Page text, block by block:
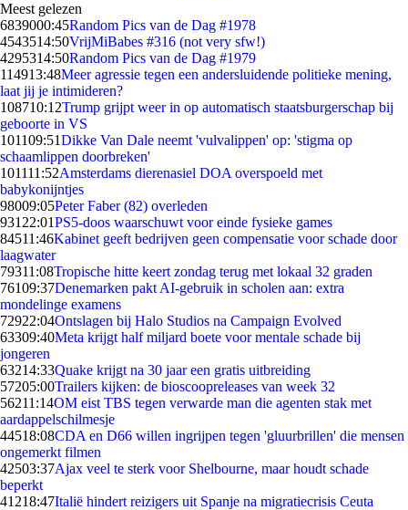
Meest gelezen
6839000:45Random Pics van de Dag #1978
4543514:50VrijMiBabes #316 (not very sfw!)
4295314:50Random Pics van de Dag #1979
114913:48Meer agressie tegen een andersluidende politieke mening,
laat jij je intimideren?
108710:12Trump grijpt weer in op automatisch staatsburgerschap bij
geboorte in VS
101109:51Dikke Van Dale neemt 'vulvalippen' op: 'stigma op
schaamlippen doorbreken'
101111:52Amsterdams dierenasiel DOA overspoeld met
babykonijntjes
98009:05Peter Faber (82) overleden
931 22:01PS5-doos waarschuwt voor einde fysieke games
84511:46Kabinet geeft bedrijven geen compensatie voor schade door
laagwater
79311:08Tropische hitte keert zondag terug met lokaal 32 graden
76109:37Denemarken pakt AI-gebruik in scholen aan: extra
mondelinge examens
72922:04Ontslagen bij Halo Studios na Campaign Evolved
63309:40Meta krijgt half miljard boete voor mentale schade bij
jongeren
63214:33Quake krijgt na 30 jaar een gratis uitbreiding
57205:00Trailers kijken: de bioscoopreleases van week 32
56211:14OM eist TBS tegen verwarde man die agenten stak met
aardappelschilmesje
44518:08CDA en D66 willen ingrijpen tegen 'gluurbrillen' die mensen
ongemerkt filmen
42503:37Ajax veel te sterk voor Shelbourne, maar houdt schade
beperkt
41218:47Italië hindert reizigers uit Spanje na migratiecrisis Ceuta